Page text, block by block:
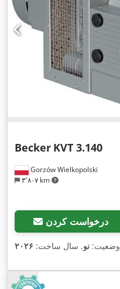
Gorzów Wielkopolski
۳٬۸۰۷ km
Becker KVT 3.140
درخواست کردن
وضعیت: نو, سال ساخت: ۲۰۲۶